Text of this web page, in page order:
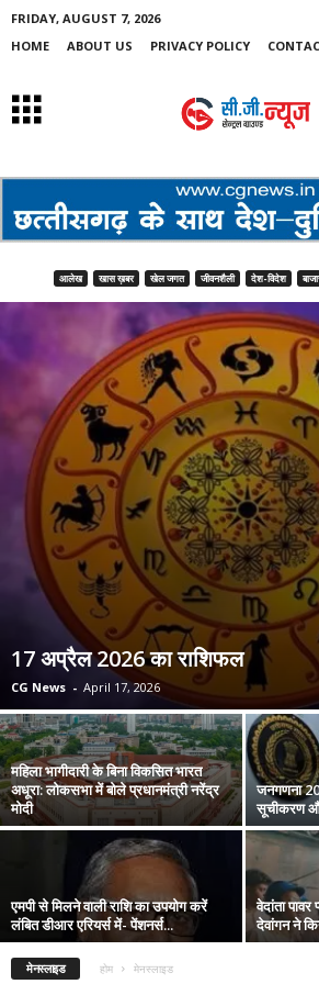
FRIDAY, AUGUST 7, 2026
HOME
ABOUT US PRIVACY POLICY
आलेख खास ख़बर खेल जगत जीवनशैली देश-विदेश
17 अप्रैल 2026 का राशिफल
CG News - April 17, 2026
महिला भागीदारी के बिना विकसित भारत
अधूरा: लोकसभा में बोले प्रधानमंत्री नरेंद्र
मोदी
जनगणना
सूचीकरण
एमपी से मिलने वाली राशि का उपयोग करें
लंबित डीआर एरियर्स में- पेंशनर्स...
वेदांता
देवांगन ने
मेनस्लाइड होम मेनस्लाइड